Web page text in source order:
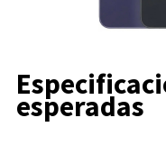
esperadas